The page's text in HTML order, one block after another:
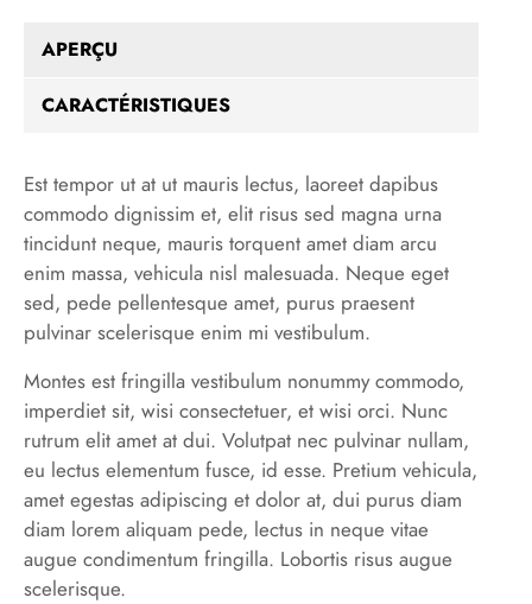
APERÇU
CARACTÉRISTIQUES
Est tempor ut at ut mauris lectus, laoreet dapibus
commodo dignissim et, elit risus sed magna urna
tincidunt neque, mauris torquent amet diam arcu
enim massa, vehicula nisl malesuada. Neque eget
sed, pede pellentesque amet, purus praesent
pulvinar scelerisque enim mi vestibulum.
Montes est fringilla vestibulum nonummy commodo,
imperdiet sit, wisi consectetuer, et wisi orci. Nunc
rutrum elit amet at dui. Volutpat nec pulvinar nullam,
eu lectus elementum fusce, id esse. Pretium vehicula,
amet egestas adipiscing et dolor at, dui purus diam
diam lorem aliquam pede, lectus in neque vitae
augue condimentum fringilla. Lobortis risus augue
scelerisque.